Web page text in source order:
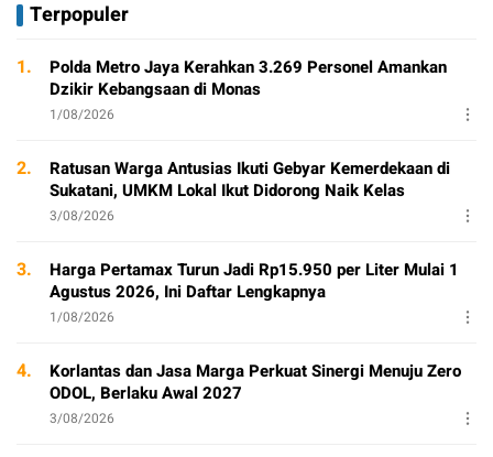
Terpopuler
1.
Polda Metro Jaya Kerahkan 3.269 Personel Amankan
Dzikir Kebangsaan di Monas
1/08/2026
2.
Ratusan Warga Antusias Ikuti Gebyar Kemerdekaan di
Sukatani, UMKM Lokal Ikut Didorong Naik Kelas
3/08/2026
3.
Harga Pertamax Turun Jadi Rp15.950 per Liter Mulai 1
Agustus 2026, Ini Daftar Lengkapnya
1/08/2026
4.
Korlantas dan Jasa Marga Perkuat Sinergi Menuju Zero
ODOL, Berlaku Awal 2027
3/08/2026